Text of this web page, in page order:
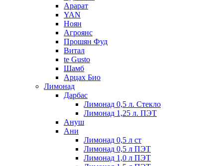
Арарат
YAN
Ноян
Агроянс
Прошян Фуд
Витал
te Gusto
Шамб
Арцах Био
Лимонад
Дарбас
Лимонад 0,5 л. Стекло
Лимонад 1,25 л. ПЭТ
Ануш
Ани
Лимонад 0,5 л ст
Лимонад 0,5 л ПЭТ
Лимонад 1,0 л ПЭТ